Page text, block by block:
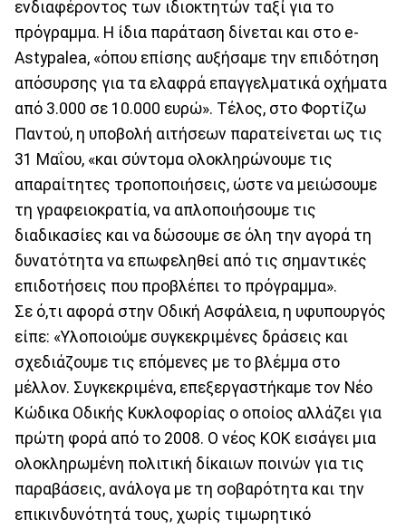
ενδιαφέροντος των ιδιοκτητών ταξί για το
πρόγραμμα. Η ίδια παράταση δίνεται και στο e-
Astypalea, «όπου επίσης αυξήσαμε την επιδότηση
απόσυρσης για τα ελαφρά επαγγελματικά οχήματα
από 3.000 σε 10.000 ευρώ». Τέλος, στο Φορτίζω
Παντού, η υποβολή αιτήσεων παρατείνεται ως τις
31 Μαΐου, «και σύντομα ολοκληρώνουμε τις
απαραίτητες τροποποιήσεις, ώστε να μειώσουμε
τη γραφειοκρατία, να απλοποιήσουμε τις
διαδικασίες και να δώσουμε σε όλη την αγορά τη
δυνατότητα να επωφεληθεί από τις σημαντικές
επιδοτήσεις που προβλέπει το πρόγραμμα».
Σε ό,τι αφορά στην Οδική Ασφάλεια, η υφυπουργός
είπε: «Υλοποιούμε συγκεκριμένες δράσεις και
σχεδιάζουμε τις επόμενες με το βλέμμα στο
μέλλον. Συγκεκριμένα, επεξεργαστήκαμε τον Νέο
Κώδικα Οδικής Κυκλοφορίας ο οποίος αλλάζει για
πρώτη φορά από το 2008. Ο νέος ΚΟΚ εισάγει μια
ολοκληρωμένη πολιτική δίκαιων ποινών για τις
παραβάσεις, ανάλογα με τη σοβαρότητα και την
επικινδυνότητά τους, χωρίς τιμωρητικό